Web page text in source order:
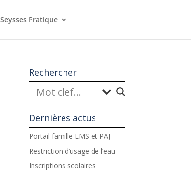
Seysses Pratique
Rechercher
Dernières actus
Portail famille EMS et PAJ
Restriction d’usage de l’eau
Inscriptions scolaires